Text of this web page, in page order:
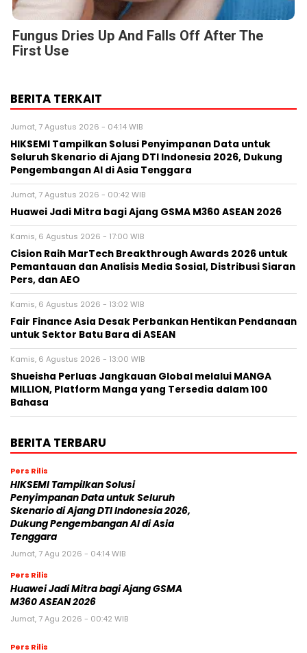
Fungus Dries Up And Falls Off After The
First Use
BERITA TERKAIT
Jumat, 7 Agustus 2026 - 04:14 WIB
HIKSEMI Tampilkan Solusi Penyimpanan Data untuk
Seluruh Skenario di Ajang DTI Indonesia 2026, Dukung
Pengembangan AI di Asia Tenggara
Jumat, 7 Agustus 2026 - 00:42 WIB
Huawei Jadi Mitra bagi Ajang GSMA M360 ASEAN 2026
Kamis, 6 Agustus 2026 - 17:00 WIB
Cision Raih MarTech Breakthrough Awards 2026 untuk
Pemantauan dan Analisis Media Sosial, Distribusi Siaran
Pers, dan AEO
Kamis, 6 Agustus 2026 - 13:02 WIB
Fair Finance Asia Desak Perbankan Hentikan Pendanaan
untuk Sektor Batu Bara di ASEAN
Kamis, 6 Agustus 2026 - 13:00 WIB
Shueisha Perluas Jangkauan Global melalui MANGA
MILLION, Platform Manga yang Tersedia dalam 100
Bahasa
BERITA TERBARU
Pers Rilis
HIKSEMI Tampilkan Solusi
Penyimpanan Data untuk Seluruh
Skenario di Ajang DTI Indonesia 2026,
Dukung Pengembangan AI di Asia
Tenggara
Jumat, 7 Agu 2026 - 04:14 WIB
Pers Rilis
Huawei Jadi Mitra bagi Ajang GSMA
M360 ASEAN 2026
Jumat, 7 Agu 2026 - 00:42 WIB
Pers Rilis